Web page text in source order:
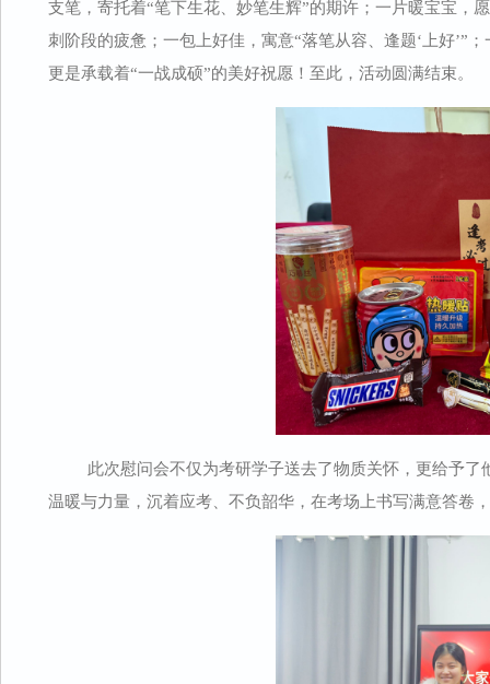
支笔，寄托着“笔下生花、妙笔生辉”的期许；一片暖宝宝，
刺阶段的疲惫；一包上好佳，寓意“落笔从容、逢题‘上好’”
更是承载着“一战成硕”的美好祝愿！至此，活动圆满结束。
此次慰问会不仅为考研学子送去了物质关怀，更给予了
温暖与力量，沉着应考、不负韶华，在考场上书写满意答卷